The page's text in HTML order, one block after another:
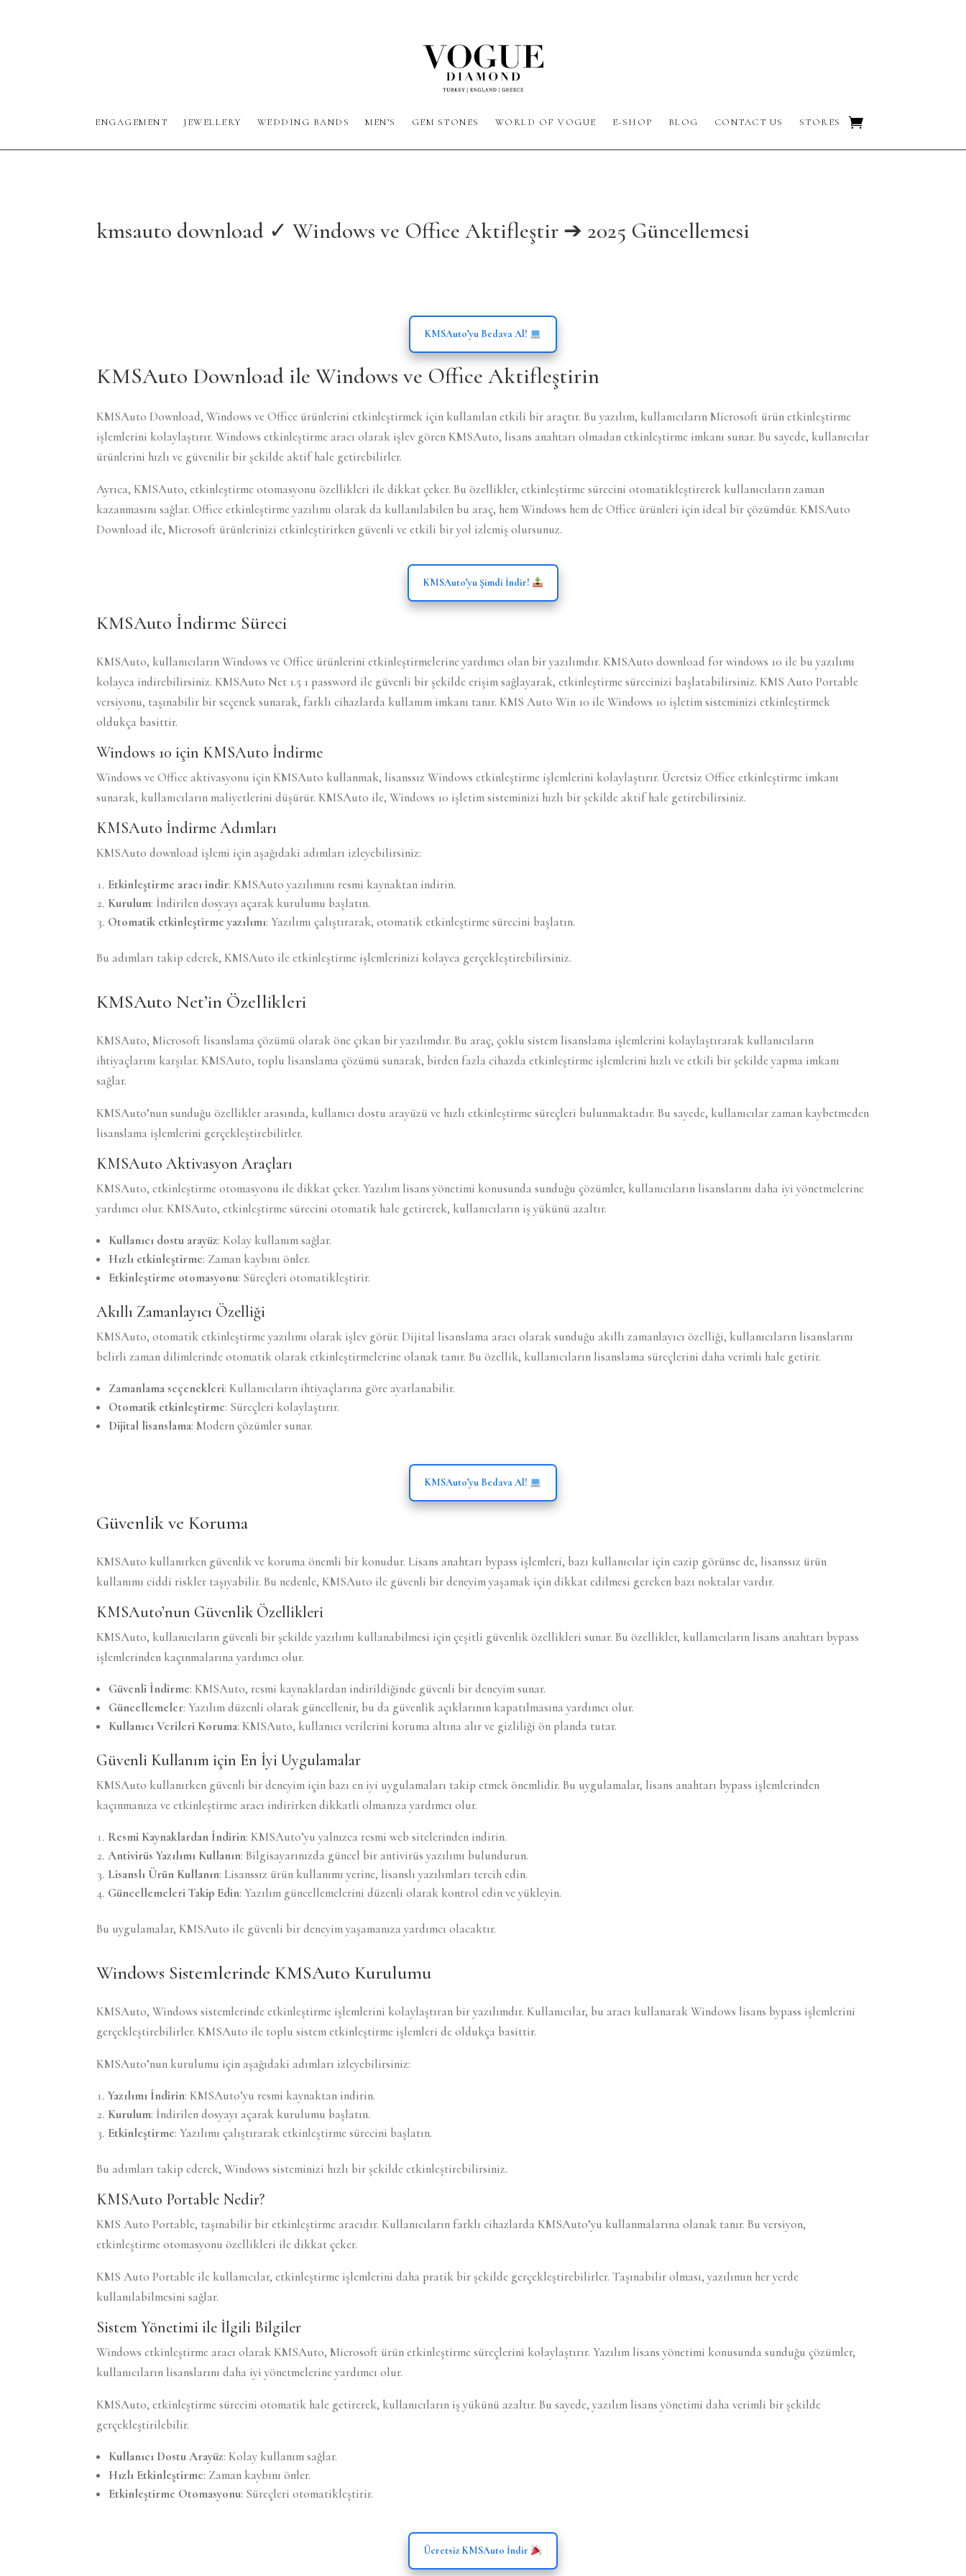
ENGAGEMENT JEWELLERY WEDDING BANDS MEN’S GEM STONES WORLD OF VOGUE E-SHOP BLOG CONTACT US STORES
kmsauto download ✓ Windows ve Office Aktifleştir ➔ 2025 Güncellemesi
KMSAuto’yu Bedava Al!
KMSAuto Download ile Windows ve Office Aktifleştirin
KMSAuto Download, Windows ve Office ürünlerini etkinleştirmek için kullanılan etkili bir araçtır. Bu yazılım, kullanıcıların Microsoft ürün etkinleştirme
işlemlerini kolaylaştırır. Windows etkinleştirme aracı olarak işlev gören KMSAuto, lisans anahtarı olmadan etkinleştirme imkanı sunar. Bu sayede, kullanıcılar
ürünlerini hızlı ve güvenilir bir şekilde aktif hale getirebilirler.
Ayrıca, KMSAuto, etkinleştirme otomasyonu özellikleri ile dikkat çeker. Bu özellikler, etkinleştirme sürecini otomatikleştirerek kullanıcıların zaman
kazanmasını sağlar. Office etkinleştirme yazılımı olarak da kullanılabilen bu araç, hem Windows hem de Office ürünleri için ideal bir çözümdür. KMSAuto
Download ile, Microsoft ürünlerinizi etkinleştirirken güvenli ve etkili bir yol izlemiş olursunuz.
KMSAuto’yu Şimdi İndir!
KMSAuto İndirme Süreci
KMSAuto, kullanıcıların Windows ve Office ürünlerini etkinleştirmelerine yardımcı olan bir yazılımdır. KMSAuto download for windows 10 ile bu yazılımı
kolayca indirebilirsiniz. KMSAuto Net 1.5 1 password ile güvenli bir şekilde erişim sağlayarak, etkinleştirme sürecinizi başlatabilirsiniz. KMS Auto Portable
versiyonu, taşınabilir bir seçenek sunarak, farklı cihazlarda kullanım imkanı tanır. KMS Auto Win 10 ile Windows 10 işletim sisteminizi etkinleştirmek
oldukça basittir.
Windows 10 için KMSAuto İndirme
Windows ve Office aktivasyonu için KMSAuto kullanmak, lisanssız Windows etkinleştirme işlemlerini kolaylaştırır. Ücretsiz Office etkinleştirme imkanı
sunarak, kullanıcıların maliyetlerini düşürür. KMSAuto ile, Windows 10 işletim sisteminizi hızlı bir şekilde aktif hale getirebilirsiniz.
KMSAuto İndirme Adımları
KMSAuto download işlemi için aşağıdaki adımları izleyebilirsiniz:
Etkinleştirme aracı indir: KMSAuto yazılımını resmi kaynaktan indirin.
Kurulum: İndirilen dosyayı açarak kurulumu başlatın.
Otomatik etkinleştirme yazılımı: Yazılımı çalıştırarak, otomatik etkinleştirme sürecini başlatın.
Bu adımları takip ederek, KMSAuto ile etkinleştirme işlemlerinizi kolayca gerçekleştirebilirsiniz.
KMSAuto Net’in Özellikleri
KMSAuto, Microsoft lisanslama çözümü olarak öne çıkan bir yazılımdır. Bu araç, çoklu sistem lisanslama işlemlerini kolaylaştırarak kullanıcıların
ihtiyaçlarını karşılar. KMSAuto, toplu lisanslama çözümü sunarak, birden fazla cihazda etkinleştirme işlemlerini hızlı ve etkili bir şekilde yapma imkanı
sağlar.
KMSAuto’nun sunduğu özellikler arasında, kullanıcı dostu arayüzü ve hızlı etkinleştirme süreçleri bulunmaktadır. Bu sayede, kullanıcılar zaman kaybetmeden
lisanslama işlemlerini gerçekleştirebilirler.
KMSAuto Aktivasyon Araçları
KMSAuto, etkinleştirme otomasyonu ile dikkat çeker. Yazılım lisans yönetimi konusunda sunduğu çözümler, kullanıcıların lisanslarını daha iyi yönetmelerine
yardımcı olur. KMSAuto, etkinleştirme sürecini otomatik hale getirerek, kullanıcıların iş yükünü azaltır.
Kullanıcı dostu arayüz: Kolay kullanım sağlar.
Hızlı etkinleştirme: Zaman kaybını önler.
Etkinleştirme otomasyonu: Süreçleri otomatikleştirir.
Akıllı Zamanlayıcı Özelliği
KMSAuto, otomatik etkinleştirme yazılımı olarak işlev görür. Dijital lisanslama aracı olarak sunduğu akıllı zamanlayıcı özelliği, kullanıcıların lisanslarını
belirli zaman dilimlerinde otomatik olarak etkinleştirmelerine olanak tanır. Bu özellik, kullanıcıların lisanslama süreçlerini daha verimli hale getirir.
Zamanlama seçenekleri: Kullanıcıların ihtiyaçlarına göre ayarlanabilir.
Otomatik etkinleştirme: Süreçleri kolaylaştırır.
Dijital lisanslama: Modern çözümler sunar.
KMSAuto’yu Bedava Al!
Güvenlik ve Koruma
KMSAuto kullanırken güvenlik ve koruma önemli bir konudur. Lisans anahtarı bypass işlemleri, bazı kullanıcılar için cazip görünse de, lisanssız ürün
kullanımı ciddi riskler taşıyabilir. Bu nedenle, KMSAuto ile güvenli bir deneyim yaşamak için dikkat edilmesi gereken bazı noktalar vardır.
KMSAuto’nun Güvenlik Özellikleri
KMSAuto, kullanıcıların güvenli bir şekilde yazılımı kullanabilmesi için çeşitli güvenlik özellikleri sunar. Bu özellikler, kullanıcıların lisans anahtarı bypass
işlemlerinden kaçınmalarına yardımcı olur.
Güvenli İndirme: KMSAuto, resmi kaynaklardan indirildiğinde güvenli bir deneyim sunar.
Güncellemeler: Yazılım düzenli olarak güncellenir, bu da güvenlik açıklarının kapatılmasına yardımcı olur.
Kullanıcı Verileri Koruma: KMSAuto, kullanıcı verilerini koruma altına alır ve gizliliği ön planda tutar.
Güvenli Kullanım için En İyi Uygulamalar
KMSAuto kullanırken güvenli bir deneyim için bazı en iyi uygulamaları takip etmek önemlidir. Bu uygulamalar, lisans anahtarı bypass işlemlerinden
kaçınmanıza ve etkinleştirme aracı indirirken dikkatli olmanıza yardımcı olur.
Resmi Kaynaklardan İndirin: KMSAuto’yu yalnızca resmi web sitelerinden indirin.
Antivirüs Yazılımı Kullanın: Bilgisayarınızda güncel bir antivirüs yazılımı bulundurun.
Lisanslı Ürün Kullanın: Lisanssız ürün kullanımı yerine, lisanslı yazılımları tercih edin.
Güncellemeleri Takip Edin: Yazılım güncellemelerini düzenli olarak kontrol edin ve yükleyin.
Bu uygulamalar, KMSAuto ile güvenli bir deneyim yaşamanıza yardımcı olacaktır.
Windows Sistemlerinde KMSAuto Kurulumu
KMSAuto, Windows sistemlerinde etkinleştirme işlemlerini kolaylaştıran bir yazılımdır. Kullanıcılar, bu aracı kullanarak Windows lisans bypass işlemlerini
gerçekleştirebilirler. KMSAuto ile toplu sistem etkinleştirme işlemleri de oldukça basittir.
KMSAuto’nun kurulumu için aşağıdaki adımları izleyebilirsiniz:
Yazılımı İndirin: KMSAuto’yu resmi kaynaktan indirin.
Kurulum: İndirilen dosyayı açarak kurulumu başlatın.
Etkinleştirme: Yazılımı çalıştırarak etkinleştirme sürecini başlatın.
Bu adımları takip ederek, Windows sisteminizi hızlı bir şekilde etkinleştirebilirsiniz.
KMSAuto Portable Nedir?
KMS Auto Portable, taşınabilir bir etkinleştirme aracıdır. Kullanıcıların farklı cihazlarda KMSAuto’yu kullanmalarına olanak tanır. Bu versiyon,
etkinleştirme otomasyonu özellikleri ile dikkat çeker.
KMS Auto Portable ile kullanıcılar, etkinleştirme işlemlerini daha pratik bir şekilde gerçekleştirebilirler. Taşınabilir olması, yazılımın her yerde
kullanılabilmesini sağlar.
Sistem Yönetimi ile İlgili Bilgiler
Windows etkinleştirme aracı olarak KMSAuto, Microsoft ürün etkinleştirme süreçlerini kolaylaştırır. Yazılım lisans yönetimi konusunda sunduğu çözümler,
kullanıcıların lisanslarını daha iyi yönetmelerine yardımcı olur.
KMSAuto, etkinleştirme sürecini otomatik hale getirerek, kullanıcıların iş yükünü azaltır. Bu sayede, yazılım lisans yönetimi daha verimli bir şekilde
gerçekleştirilebilir.
Kullanıcı Dostu Arayüz: Kolay kullanım sağlar.
Hızlı Etkinleştirme: Zaman kaybını önler.
Etkinleştirme Otomasyonu: Süreçleri otomatikleştirir.
Ücretsiz KMSAuto İndir